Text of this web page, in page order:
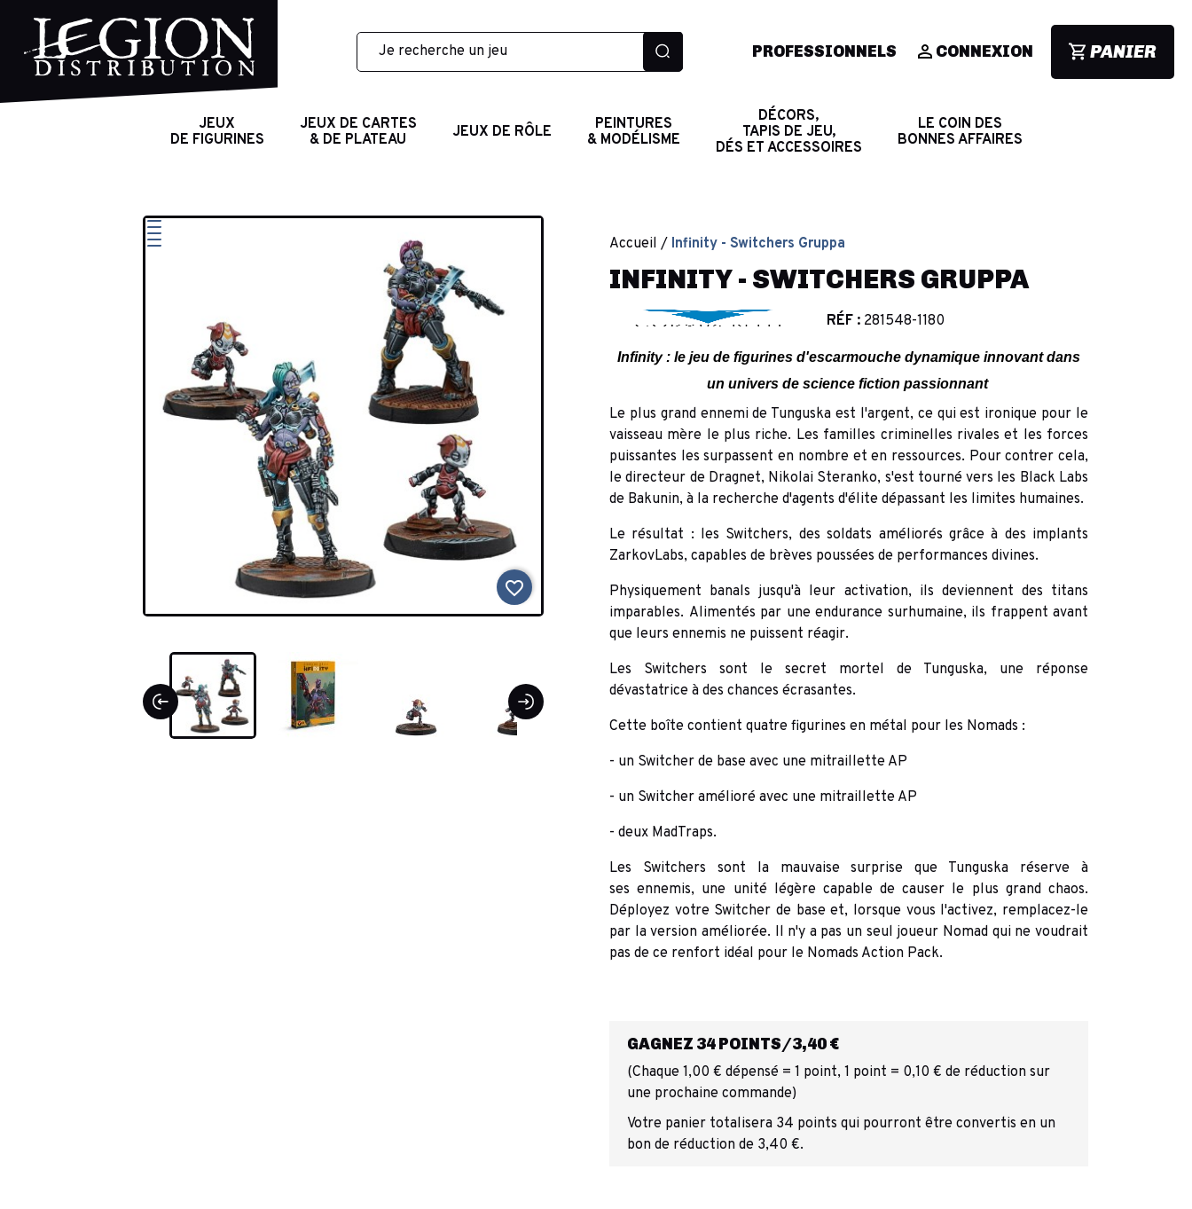
PROFESSIONNELS CONNEXION PANIER
JEUX
DE FIGURINES
JEUX DE CARTES
& DE PLATEAU
JEUX DE RÔLE
PEINTURES
& MODÉLISME
DÉCORS,
TAPIS DE JEU,
DÉS ET ACCESSOIRES
LE COIN DES
BONNES AFFAIRES
favorite_border
Accueil Infinity - Switchers Gruppa
INFINITY - SWITCHERS GRUPPA
RÉF : 281548-1180
Infinity : le jeu de figurines d'escarmouche dynamique innovant dans
un univers de science fiction passionnant
Le plus grand ennemi de Tunguska est l'argent, ce qui est ironique pour le
vaisseau mère le plus riche. Les familles criminelles rivales et les forces
puissantes les surpassent en nombre et en ressources. Pour contrer cela,
le directeur de Dragnet, Nikolai Steranko, s'est tourné vers les Black Labs
de Bakunin, à la recherche d'agents d'élite dépassant les limites humaines.
Le résultat : les Switchers, des soldats améliorés grâce à des implants
ZarkovLabs, capables de brèves poussées de performances divines.
Physiquement banals jusqu'à leur activation, ils deviennent des titans
imparables. Alimentés par une endurance surhumaine, ils frappent avant
que leurs ennemis ne puissent réagir.
Les Switchers sont le secret mortel de Tunguska, une réponse
dévastatrice à des chances écrasantes.
Cette boîte contient quatre figurines en métal pour les Nomads :
- un Switcher de base avec une mitraillette AP
- un Switcher amélioré avec une mitraillette AP
- deux MadTraps.
Les Switchers sont la mauvaise surprise que Tunguska réserve à
ses ennemis, une unité légère capable de causer le plus grand chaos.
Déployez votre Switcher de base et, lorsque vous l'activez, remplacez-le
par la version améliorée. Il n'y a pas un seul joueur Nomad qui ne voudrait
pas de ce renfort idéal pour le Nomads Action Pack.
GAGNEZ 34 POINTS/3,40 €
(Chaque 1,00 € dépensé = 1 point, 1 point = 0,10 € de réduction sur
une prochaine commande)
Votre panier totalisera 34 points qui pourront être convertis en un
bon de réduction de 3,40 €.